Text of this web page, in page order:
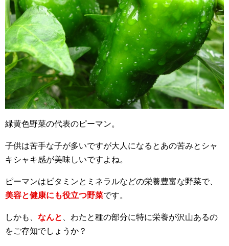
緑黄色野菜の代表のピーマン。
子供は苦手な子が多いですが大人になるとあの苦みとシャ
キシャキ感が美味しいですよね。
ピーマンはビタミンとミネラルなどの栄養豊富な野菜で、
美容と健康にも役立つ野菜です。
しかも、 なんと
、わたと種の部分に特に栄養が沢山あるの
をご存知でしょうか？